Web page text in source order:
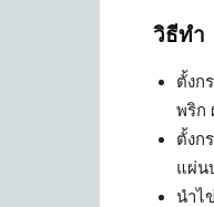
วิธีทำ
ตั้งก
พริก
ตั้งก
แผ่น
นำไ